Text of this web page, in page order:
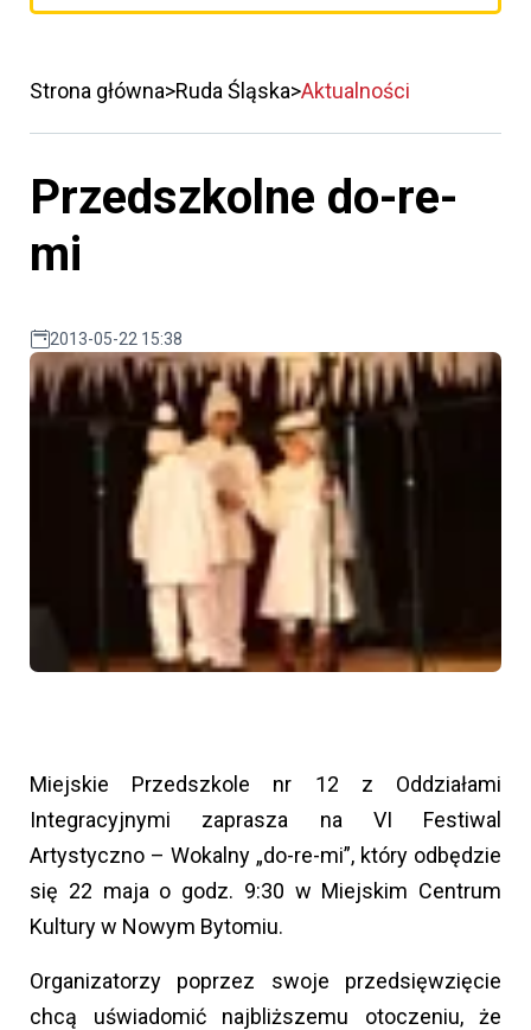
Strona główna Ruda Śląska Aktualności
Przedszkolne do-re-
mi
2013-05-22 15:38
Miejskie Przedszkole nr 12 z Oddziałami
Integracyjnymi zaprasza na VI Festiwal
Artystyczno – Wokalny „do-re-mi”, który odbędzie
się 22 maja o godz. 9:30 w Miejskim Centrum
Kultury w Nowym Bytomiu.
Organizatorzy poprzez swoje przedsięwzięcie
chcą uświadomić najbliższemu otoczeniu, że